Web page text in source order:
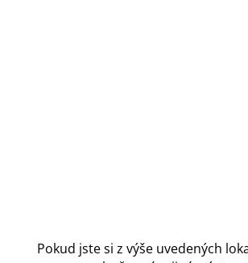
Pokud jste si z výše uvedených